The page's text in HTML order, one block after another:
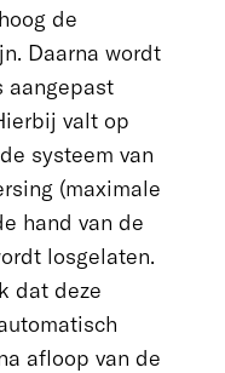
de
Daarna wordt
valt op
systeem van
(maximale
hand van de
losgelaten.
dat deze
afloop van de